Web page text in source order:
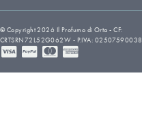
© Copyright 2026 Il Profumo di Orta - CF:
CRTSRN72L52G062W - P.IVA: 02507590038